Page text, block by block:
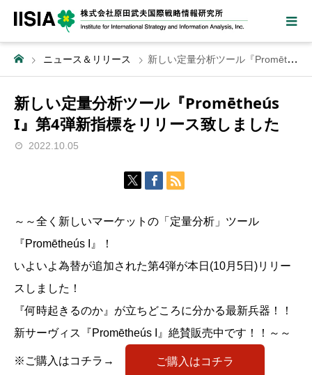
ニュース＆リリース 新しい定量分析ツール『Promētheús I』第4弾新指標をリリース致しました
新しい定量分析ツール『Promētheús
I』第4弾新指標をリリース致しました
2022.10.05
～～全く新しいマーケットの「定量分析」ツール
『Promētheús I』！
いよいよ為替が追加された第4弾が本日(10月5日)リリー
スしました！
『何時起きるのか』が立ちどころに分かる最新兵器！！
新サーヴィス『Promētheús I』絶賛販売中です！！～～
※ご購入はコチラ→ ご購入はコチラ